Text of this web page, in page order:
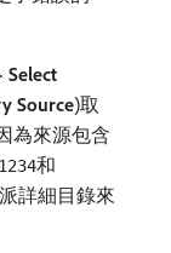
Select
Source)取
為來源包含
和
詳細目錄來